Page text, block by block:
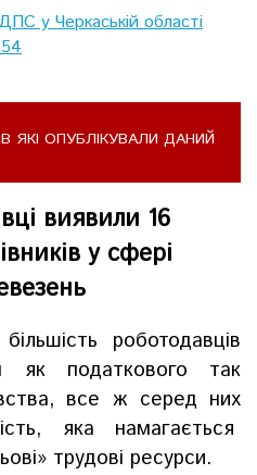
у Черкаській області
ЯКІ ОПУБЛІКУВАЛИ ДАНИЙ
виявили 16
у сфері
роботодавців
як податкового так
все ж серед них
яка намагається
трудові ресурси.